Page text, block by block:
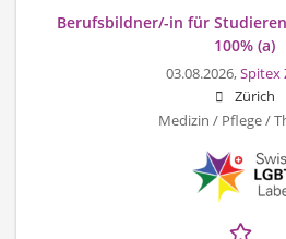
Berufsbildner/-in für
100% (a)
03.08.2026,Spitex
Zürich
Medizin / Pflege /